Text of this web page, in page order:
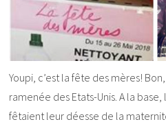
Youpi, c’est la fête des mères!
ramenée des Etats-Unis. A la
fêtaient leur déesse de la